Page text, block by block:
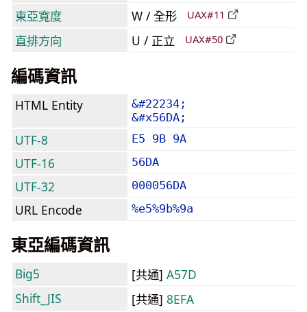
東亞寬度
W / 全形 UAX#11
直排方向 U / 正立 UAX#50
編碼資訊
HTML Entity
&#22234;
&#x56DA;
UTF-8 E5 9B 9A
UTF-16 56DA
UTF-32 000056DA
URL Encode %e5%9b%9a
東亞編碼資訊
Big5 [共通] A57D
Shift_JIS
[共通] 8EFA